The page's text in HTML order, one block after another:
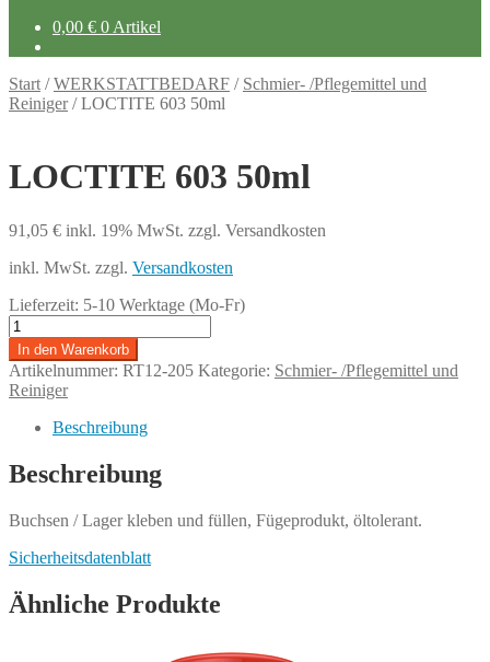
0,00 € 0 Artikel
Start /WERKSTATTBEDARF / Schmier- /Pflegemittel und
Reiniger/LOCTITE 603 50ml
LOCTITE 603 50ml
91,05 € inkl. 19% MwSt. zzgl. Versandkosten
inkl. MwSt. zzgl. Versandkosten
Lieferzeit: 5-10 Werktage (Mo-Fr)
LOCTITE
603
50ml
Menge
In den Warenkorb
Artikelnummer: RT12-205 Kategorie: Schmier- /Pflegemittel und
Reiniger
Beschreibung
Beschreibung
Buchsen / Lager kleben und füllen, Fügeprodukt, öltolerant.
Sicherheitsdatenblatt
Ähnliche Produkte